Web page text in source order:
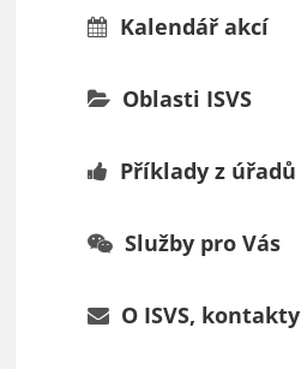
Kalendář akcí
Oblasti ISVS
Příklady z úřadů
Služby pro Vás
O ISVS, kontakty